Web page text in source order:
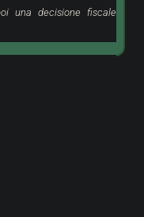
una decisione fiscale